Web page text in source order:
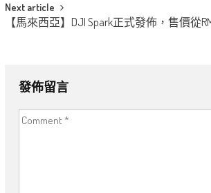
Next article
【馬來西亞】DJI Spark正式發佈，售價從
發佈留言